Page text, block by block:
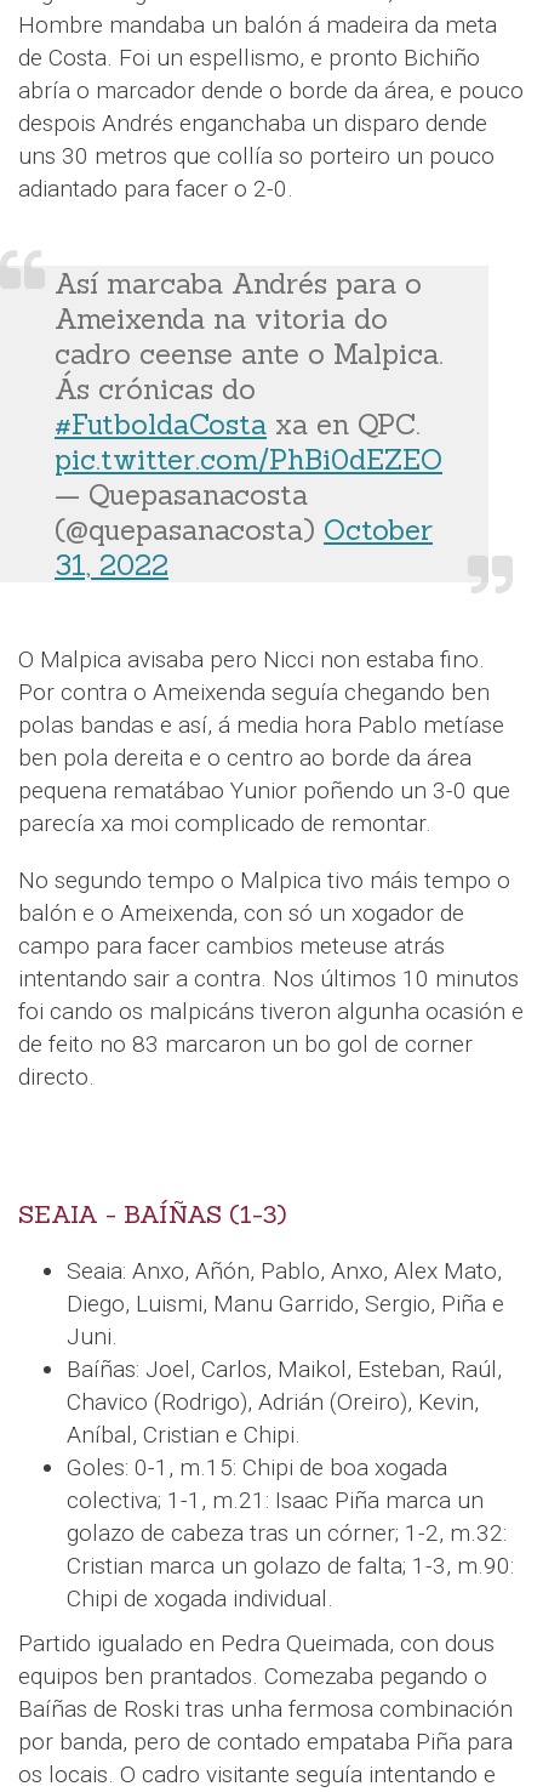
Hombre mandaba un balón á madeira da meta
de Costa. Foi un espellismo, e pronto Bichiño
abría o marcador dende o borde da área, e pouco
despois Andrés enganchaba un disparo dende
uns 30 metros que collía so porteiro un pouco
adiantado para facer o 2-0.
Así marcaba Andrés para o
Ameixenda na vitoria do
cadro ceense ante o Malpica.
Ás crónicas do
#FutboldaCosta xa en QPC.
pic.twitter.com/PhBi0dEZEO
— Quepasanacosta
(@quepasanacosta) October
31, 2022
O Malpica avisaba pero Nicci non estaba fino.
Por contra o Ameixenda seguía chegando ben
polas bandas e así, á media hora Pablo metíase
ben pola dereita e o centro ao borde da área
pequena rematábao Yunior poñendo un 3-0 que
parecía xa moi complicado de remontar.
No segundo tempo o Malpica tivo máis tempo o
balón e o Ameixenda, con só un xogador de
campo para facer cambios meteuse atrás
intentando sair a contra. Nos últimos 10 minutos
foi cando os malpicáns tiveron algunha ocasión e
de feito no 83 marcaron un bo gol de corner
directo.
SEAIA - BAÍÑAS (1-3)
Seaia: Anxo, Añón, Pablo, Anxo, Alex Mato,
Diego, Luismi, Manu Garrido, Sergio, Piña e
Juni.
Baíñas: Joel, Carlos, Maikol, Esteban, Raúl,
Chavico (Rodrigo), Adrián (Oreiro), Kevin,
Aníbal, Cristian e Chipi.
Goles: 0-1, m.15: Chipi de boa xogada
colectiva; 1-1, m.21: Isaac Piña marca un
golazo de cabeza tras un córner; 1-2, m.32:
Cristian marca un golazo de falta; 1-3, m.90:
Chipi de xogada individual.
Partido igualado en Pedra Queimada, con dous
equipos ben prantados. Comezaba pegando o
Baíñas de Roski tras unha fermosa combinación
por banda, pero de contado empataba Piña para
os locais. O cadro visitante seguía intentando e